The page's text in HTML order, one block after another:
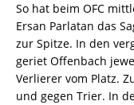
So hat beim OFC
Ersan Parlatan das
zur Spitze. In den
geriet Offenbach
Verlierer vom Platz.
und gegen Trier. In